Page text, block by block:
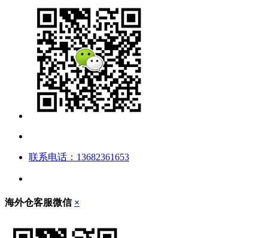
联系电话：13682361653
海外仓客服微信 ×